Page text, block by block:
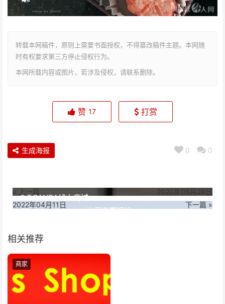
转载本网稿件，原则上需要书面授权，不得篡改稿件主题。本网随
时有权要求第三方停止侵权行为。
本网所载内容或图片，若涉及侵权，请联系删除。
赞 17 打赏
0 0
生成海报
S.F.PANDA线上商城
« 上一篇 2020年05月29日
Aliwan mayoristas 让买卖更轻松
下一篇 »
2022年04月11日
相关推荐
商家